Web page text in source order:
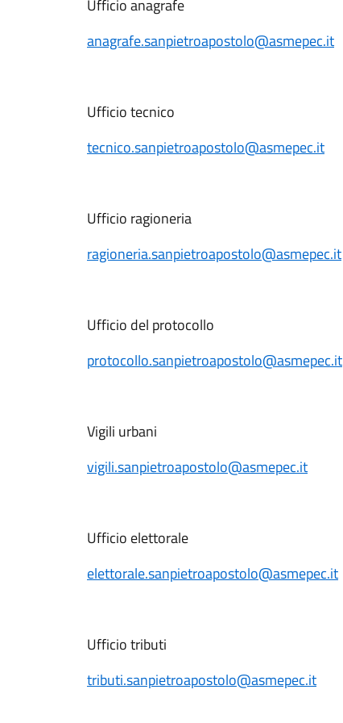
Ufficio anagrafe
anagrafe.sanpietroapostolo@asmepec.it
Ufficio tecnico
tecnico.sanpietroapostolo@asmepec.it
Ufficio ragioneria
ragioneria.sanpietroapostolo@asmepec.it
Ufficio del protocollo
protocollo.sanpietroapostolo@asmepec.it
Vigili urbani
vigili.sanpietroapostolo@asmepec.it
Ufficio elettorale
elettorale.sanpietroapostolo@asmepec.it
Ufficio tributi
tributi.sanpietroapostolo@asmepec.it